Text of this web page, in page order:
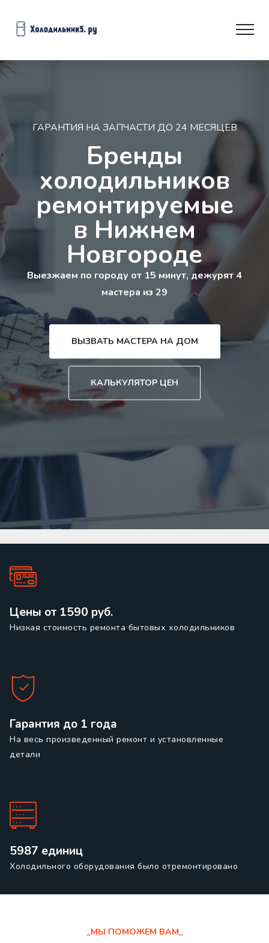
ГАРАНТИЯ НА ЗАПЧАСТИ ДО 24 МЕСЯЦЕВ
Бренды
холодильников
ремонтируемые
в Нижнем
Новгороде
Выезжаем по городу от 15 минут, дежурят 4
мастера из 29
ВЫЗВАТЬ МАСТЕРА НА ДОМ
КАЛЬКУЛЯТОР ЦЕН
Цены от 1590 руб.
Низкая стоимость ремонта бытовых холодильников
Гарантия до 1 года
На весь произведенный ремонт и установленные
детали
5987 единиц
Холодильного оборудования было отремонтировано
_МЫ ПОМОЖЕМ ВАМ_